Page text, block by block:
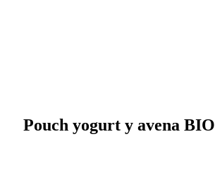
Pouch yogurt y avena BIO